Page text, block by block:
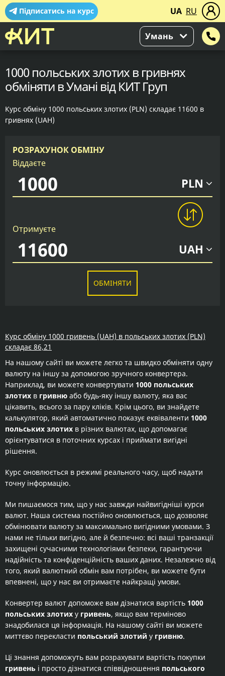
Підписатись на курс UA RU
Умань
1000 польських злотих в гривнях
обміняти в Умані від КИТ Груп
Курс обміну 1000 польських злотих (PLN) складає 11600 в
гривнях (UAH)
РОЗРАХУНОК ОБМІНУ
Віддаєте
PLN
Отримуєте
UAH
ОБМІНЯТИ
Курс обміну 1000 гривень (UAH) в польських злотих (PLN)
складає 86,21
На нашому сайті ви можете легко та швидко обміняти одну
валюту на іншу за допомогою зручного конвертера.
Наприклад, ви можете конвертувати 1000 польських
злотих в гривню або будь-яку іншу валюту, яка вас
цікавить, всього за пару кліків. Крім цього, ви знайдете
калькулятор, який автоматично показує еквіваленти 1000
польських злотих в різних валютах, що допомагає
орієнтуватися в поточних курсах і приймати вигідні
рішення.
Курс оновлюється в режимі реального часу, щоб надати
точну інформацію.
Ми пишаємося тим, що у нас завжди найвигідніші курси
валют. Наша система постійно оновлюється, що дозволяє
обмінювати валюту за максимально вигідними умовами. З
нами не тільки вигідно, але й безпечно: всі ваші транзакції
захищені сучасними технологіями безпеки, гарантуючи
надійність та конфіденційність ваших даних. Незалежно від
того, який валютний обмін вам потрібен, ви можете бути
впевнені, що у нас ви отримаєте найкращі умови.
Конвертер валют допоможе вам дізнатися вартість 1000
польських злотих у гривень, якщо вам терміново
знадобилася ця інформація. На нашому сайті ви можете
миттєво перекласти польський злотий у гривню.
Ці знання допоможуть вам розрахувати вартість покупки
гривень і просто дізнатися співвідношення польського